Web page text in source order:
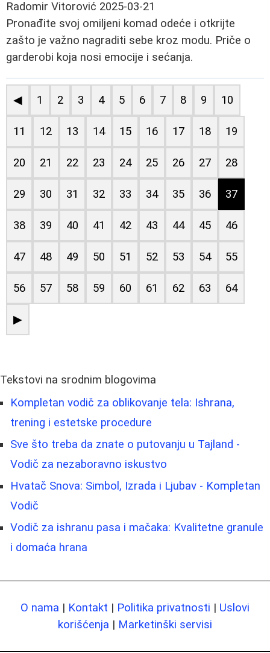
Radomir Vitorović 2025-03-21
Pronađite svoj omiljeni komad odeće i otkrijte
zašto je važno nagraditi sebe kroz modu. Priče o
garderobi koja nosi emocije i sećanja.
◀ 1 2 3 4 5 6 7 8 9 10
11 12 13 14 15 16 17 18 19
20 21 22 23 24 25 26 27 28
29 30 31 32 33 34 35 36 37
38 39 40 41 42 43 44 45 46
47 48 49 50 51 52 53 54 55
56 57 58 59 60 61 62 63 64
▶
Tekstovi na srodnim blogovima
Kompletan vodič za oblikovanje tela: Ishrana,
trening i estetske procedure
Sve što treba da znate o putovanju u Tajland -
Vodič za nezaboravno iskustvo
Hvatač Snova: Simbol, Izrada i Ljubav - Kompletan
Vodič
Vodič za ishranu pasa i mačaka: Kvalitetne granule
i domaća hrana
O nama | Kontakt | Politika privatnosti | Uslovi
korišćenja | Marketinški servisi